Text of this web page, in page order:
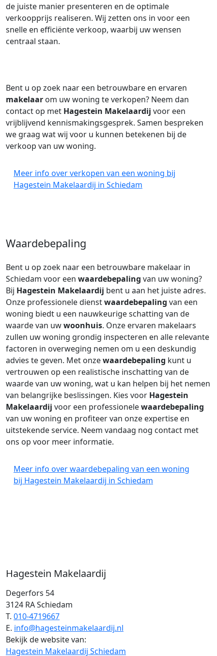
Hagestein Makelaardij
Degerfors 54
3124 RA Schiedam
T. 010-4719667
E. info@hagesteinmakelaardij.nl
Bekijk de website van:
Hagestein Makelaardij Schiedam
de juiste manier presenteren en de optimale
verkoopprijs realiseren. Wij zetten ons in voor een
snelle en efficiënte verkoop, waarbij uw wensen
centraal staan.
Bent u op zoek naar een betrouwbare en ervaren
makelaar om uw woning te verkopen? Neem dan
contact op met Hagestein Makelaardij voor een
vrijblijvend kennismakingsgesprek. Samen bespreken
we graag wat wij voor u kunnen betekenen bij de
verkoop van uw woning.
Meer info over verkopen van een woning bij
Hagestein Makelaardij in Schiedam
Waardebepaling
Bent u op zoek naar een betrouwbare makelaar in
Schiedam voor een waardebepaling van uw woning?
Bij Hagestein Makelaardij bent u aan het juiste adres.
Onze professionele dienstwaardebepaling van een
woning biedt u een nauwkeurige schatting van de
waarde van uwwoonhuis. Onze ervaren makelaars
zullen uw woning grondig inspecteren en alle relevante
factoren in overweging nemen om u een deskundig
advies te geven. Met onzewaardebepaling kunt u
vertrouwen op een realistische inschatting van de
waarde van uw woning, wat u kan helpen bij het nemen
van belangrijke beslissingen. Kies voor Hagestein
Makelaardij voor een professionelewaardebepaling
van uw woning en profiteer van onze expertise en
uitstekende service. Neem vandaag nog contact met
ons op voor meer informatie.
Meer info over waardebepaling van een woning
bij Hagestein Makelaardij in Schiedam